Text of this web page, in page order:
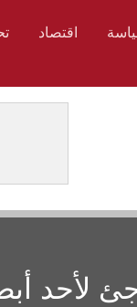
اقتصاد
لأحد